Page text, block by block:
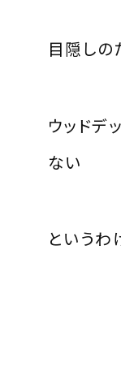
目隠しの
ウッドデ
ない
というわ